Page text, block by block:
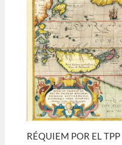
RÉQUIEM POR EL TPP